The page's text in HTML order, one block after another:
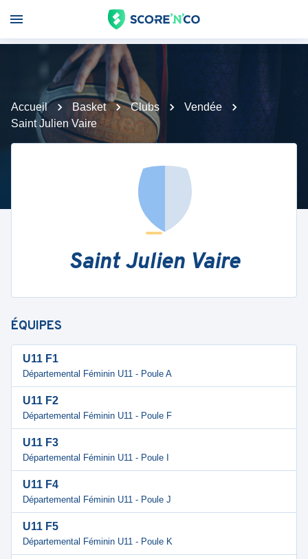
Accueil Basket Clubs
Vendée
Saint Julien Vaire
Saint Julien Vaire
ÉQUIPES
U11 F1
Départemental Féminin U11 - Poule A
U11 F2
Départemental Féminin U11 - Poule F
U11 F3
Départemental Féminin U11 - Poule I
U11 F4
Départemental Féminin U11 - Poule J
U11 F5
Départemental Féminin U11 - Poule K